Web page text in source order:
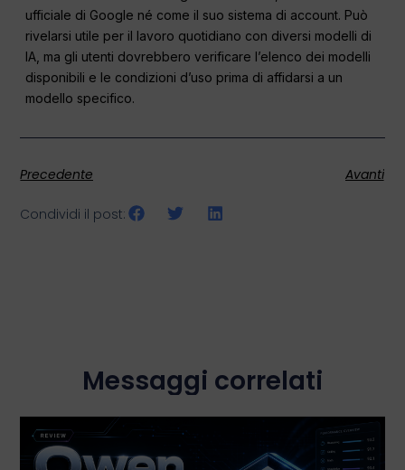
ufficiale di Google né come il suo sistema di account. Può
rivelarsi utile per il lavoro quotidiano con diversi modelli di
IA, ma gli utenti dovrebbero verificare l’elenco dei modelli
disponibili e le condizioni d’uso prima di affidarsi a un
modello specifico.
Precedente Avanti
Condividi il post:
Messaggi correlati